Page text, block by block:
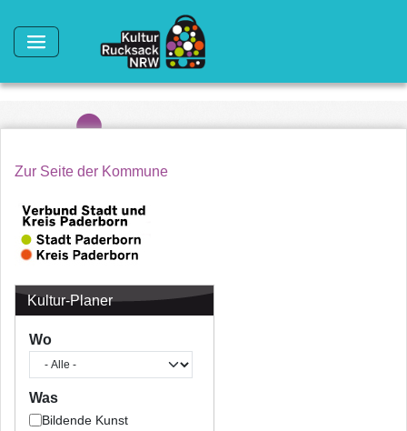
Zur Seite der Kommune
Kultur-Planer
Wo
Was
Bildende Kunst